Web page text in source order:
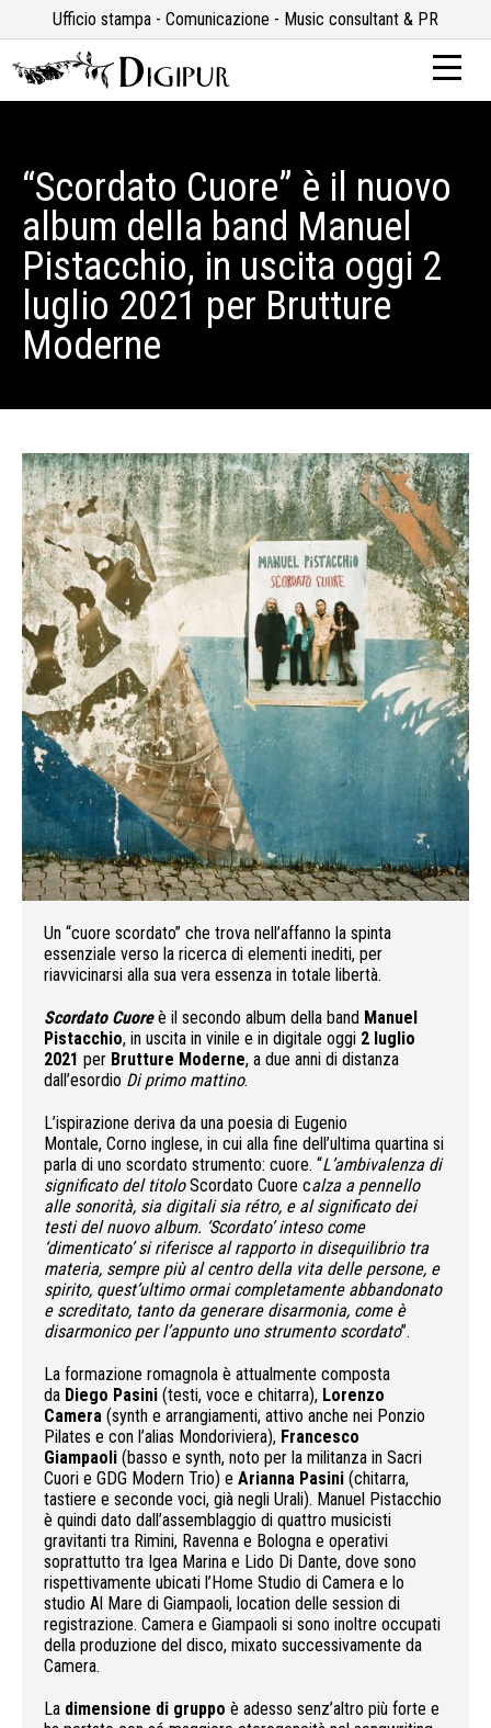
Ufficio stampa - Comunicazione - Music consultant & PR
“Scordato Cuore” è il nuovo
album della band Manuel
Pistacchio, in uscita oggi 2
luglio 2021 per Brutture
Moderne
Un “cuore scordato” che trova nell’affanno la spinta
essenziale verso la ricerca di elementi inediti, per
riavvicinarsi alla sua vera essenza in totale libertà.
Scordato Cuoreè il secondo album della band Manuel
Pistacchio, in uscita in vinile e in digitale oggi 2 luglio
2021 per Brutture Moderne, a due anni di distanza
dall’esordio Di primo mattino.
L’ispirazione deriva da una poesia di Eugenio
Montale, Corno inglese, in cui alla fine dell’ultima quartina si
parla di uno scordato strumento: cuore. “L’ambivalenza di
significato del titoloScordato Cuore calza a pennello
alle sonorità, sia digitali sia rétro, e al significato dei
testi del nuovo album. ‘Scordato’ inteso come
‘dimenticato’ si riferisce al rapporto in disequilibrio tra
materia, sempre più al centro della vita delle persone, e
spirito, quest’ultimo ormai completamente abbandonato
e screditato, tanto da generare disarmonia, come è
disarmonico per l’appunto uno strumento scordato”.
La formazione romagnola è attualmente composta
da Diego Pasini (testi, voce e chitarra), Lorenzo
Camera (synth e arrangiamenti, attivo anche nei Ponzio
Pilates e con l’alias Mondoriviera), Francesco
Giampaoli (basso e synth, noto per la militanza in Sacri
Cuori e GDG Modern Trio) e Arianna Pasini (chitarra,
tastiere e seconde voci, già negli Urali). Manuel Pistacchio
è quindi dato dall’assemblaggio di quattro musicisti
gravitanti tra Rimini, Ravenna e Bologna e operativi
soprattutto tra Igea Marina e Lido Di Dante, dove sono
rispettivamente ubicati l’Home Studio di Camera e lo
studio Al Mare di Giampaoli, location delle session di
registrazione. Camera e Giampaoli si sono inoltre occupati
della produzione del disco, mixato successivamente da
Camera.
La dimensione di gruppo è adesso senz’altro più forte e